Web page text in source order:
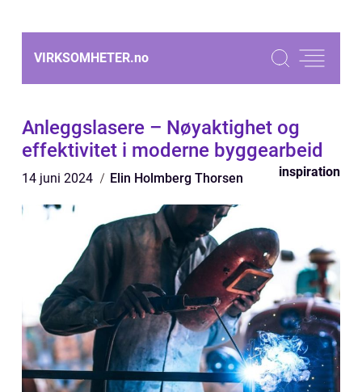
VIRKSOMHETER.no
Anleggslasere – Nøyaktighet og
effektivitet i moderne byggearbeid
14 juni 2024 Elin Holmberg Thorsen inspiration